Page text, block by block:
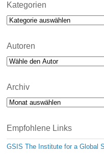
Kategorien
Kategorien
Autoren
Archiv
Archiv
Empfohlene Links
GSIS The Institute for a Global